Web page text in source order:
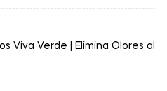
Viva Verde | Elimina Olores al